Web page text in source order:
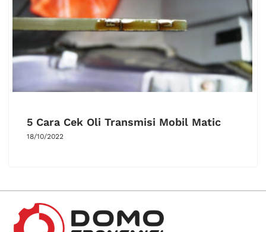
5 Cara Cek Oli Transmisi Mobil Matic
18/10/2022